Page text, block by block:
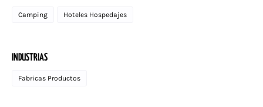
Camping Hoteles Hospedajes
INDUSTRIAS
Fabricas Productos